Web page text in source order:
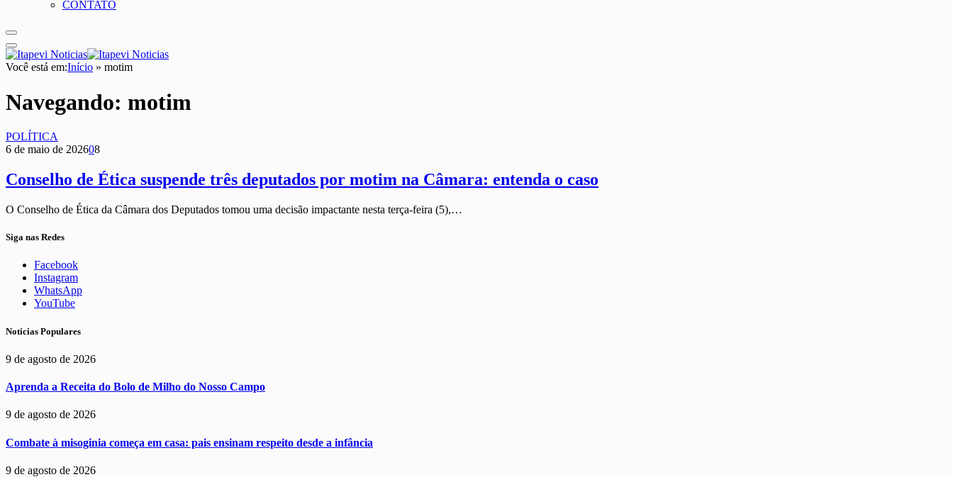
CONTATO
Você está em:Início » motim
Navegando: motim
POLÍTICA
6 de maio de 202608
Conselho de Ética suspende três deputados por motim na Câmara: entenda o caso
O Conselho de Ética da Câmara dos Deputados tomou uma decisão impactante nesta terça-feira (5),…
Siga nas Redes
Facebook
Instagram
WhatsApp
YouTube
Noticias Populares
9 de agosto de 2026
Aprenda a Receita do Bolo de Milho do Nosso Campo
9 de agosto de 2026
Combate à misoginia começa em casa: pais ensinam respeito desde a infância
9 de agosto de 2026